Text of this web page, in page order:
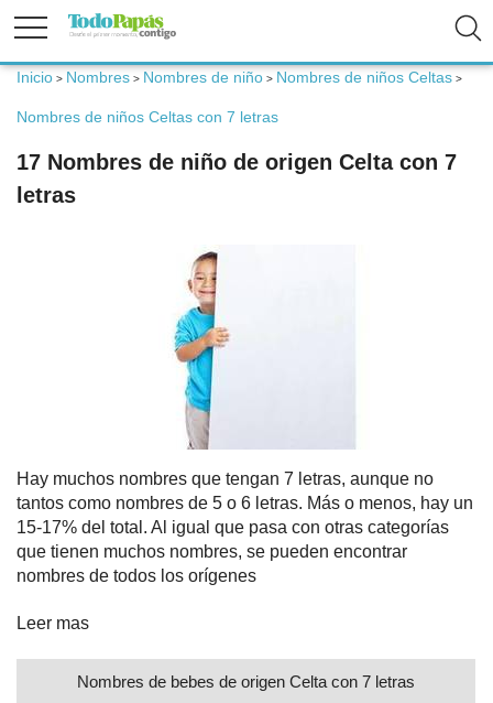
Embarazo
Nombres
Inicio > Nombres > Nombres de niño > Nombres de niños Celtas >
Nombres de niños Celtas con 7 letras
17 Nombres de niño de origen Celta con 7
letras
Hay muchos nombres que tengan 7 letras, aunque no
tantos como nombres de 5 o 6 letras. Más o menos, hay un
15-17% del total. Al igual que pasa con otras categorías
que tienen muchos nombres, se pueden encontrar
nombres de todos los orígenes
Leer mas
Nombres de bebes de origen Celta con 7 letras